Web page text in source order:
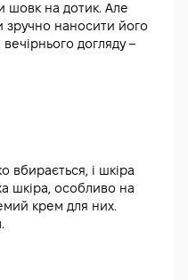
шовк на дотик. Але
зручно наносити його
догляду –
вбирається, і шкіра
шкіра, особливо на
крем для них.